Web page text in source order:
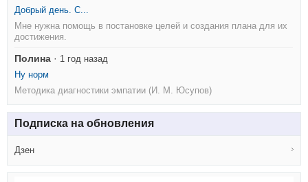
Добрый день. С...
Мне нужна помощь в постановке целей и создания плана для их
достижения.
Полина · 1 год назад
Ну норм
Методика диагностики эмпатии (И. М. Юсупов)
Подписка на обновления
Дзен